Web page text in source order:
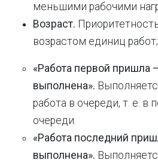
меньшими рабочими
Возраст.
возрастом единиц
«Работа первой пришла
выполнена».
работа в очереди, т. е. в
очереди.
«Работа последний
выполнена».